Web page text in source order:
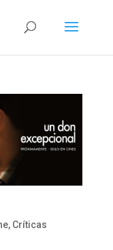
, Críticas